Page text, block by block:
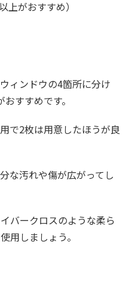
上がおすすめ）
ィンドウの4箇所に分け
すすめです。
で2枚は用意したほうが良
な汚れや傷が広がってし
バークロスのような柔ら
用しましょう。